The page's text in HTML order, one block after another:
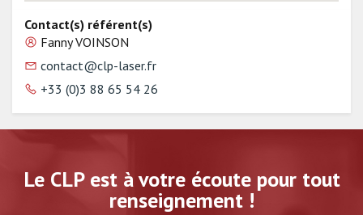
Contact(s) référent(s)
Fanny VOINSON
contact@clp-laser.fr
+33 (0)3 88 65 54 26
Le CLP est à votre écoute pour tout
renseignement !